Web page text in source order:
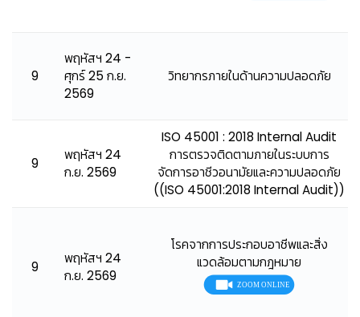
9
พฤหัสฯ 24 -
ศุกร์ 25 ก.ย.
2569
วิทยากรภายในด้านความปลอดภัย
9
พฤหัสฯ 24
ก.ย. 2569
ISO 45001 : 2018 Internal Audit
การตรวจติดตามภายในระบบการ
จัดการอาชีวอนามัยและความปลอดภัย
((ISO 45001:2018 Internal Audit))
9
พฤหัสฯ 24
ก.ย. 2569
โรคจากการประกอบอาชีพและสิ่ง
แวดล้อมตามกฎหมาย